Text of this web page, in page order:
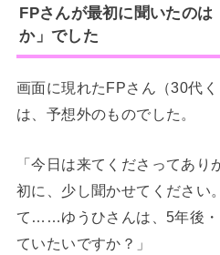
FPさんが最初に聞いたのは
か」でした
画面に現れたFPさん（30代
は、予想外のものでした。
「今日は来てくださってあ
初に、少し聞かせてください
て……ゆうひさんは、5年後・
ていたいですか？」